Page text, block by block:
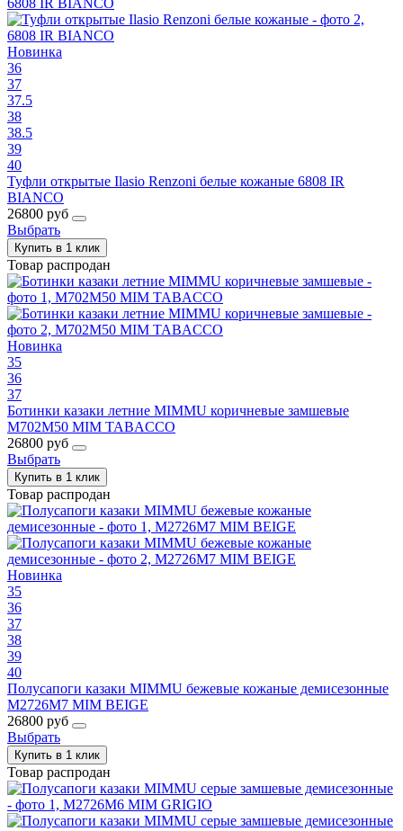
Новинка
36
37
37.5
38
38.5
39
40
Туфли открытые Ilasio Renzoni белые кожаные 6808 IR
BIANCO
26800 руб
Выбрать
Купить в 1 клик
Товар распродан
Новинка
35
36
37
Ботинки казаки летние MIMMU коричневые замшевые
M702M50 MIM TABACCO
26800 руб
Выбрать
Купить в 1 клик
Товар распродан
Новинка
35
36
37
38
39
40
Полусапоги казаки MIMMU бежевые кожаные демисезонные
M2726M7 MIM BEIGE
26800 руб
Выбрать
Купить в 1 клик
Товар распродан